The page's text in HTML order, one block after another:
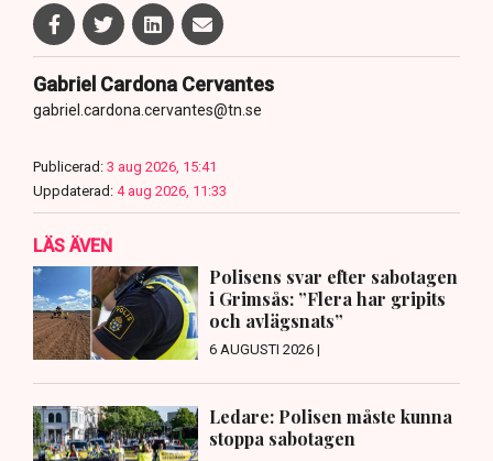
Gabriel Cardona Cervantes
gabriel.cardona.cervantes@tn.se
Publicerad: 3 aug 2026, 15:41
Uppdaterad: 4 aug 2026, 11:33
LÄS ÄVEN
Polisens svar efter sabotagen
i Grimsås: ”Flera har gripits
och avlägsnats”
6 AUGUSTI 2026 |
Ledare: Polisen måste kunna
stoppa sabotagen